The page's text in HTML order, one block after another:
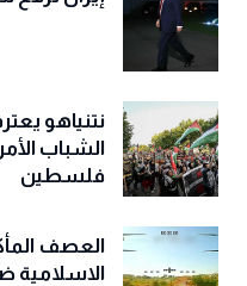
نتنياهو
الشباب
فلسطين
العصف
الاسلامية